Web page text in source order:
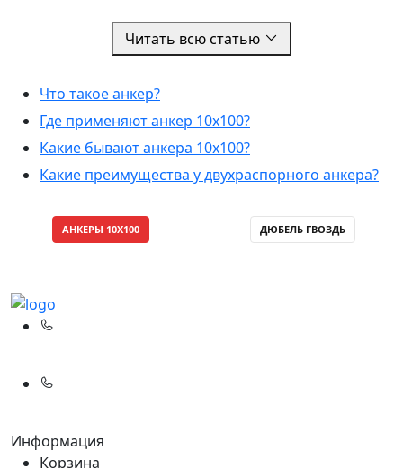
Читать всю статью
Что такое анкер?
Где применяют анкер 10х100?
Какие бывают анкера 10х100?
Какие преимущества у двухраспорного анкера?
АНКЕРЫ 10X100 ДЮБЕЛЬ ГВОЗДЬ
Информация
Корзина